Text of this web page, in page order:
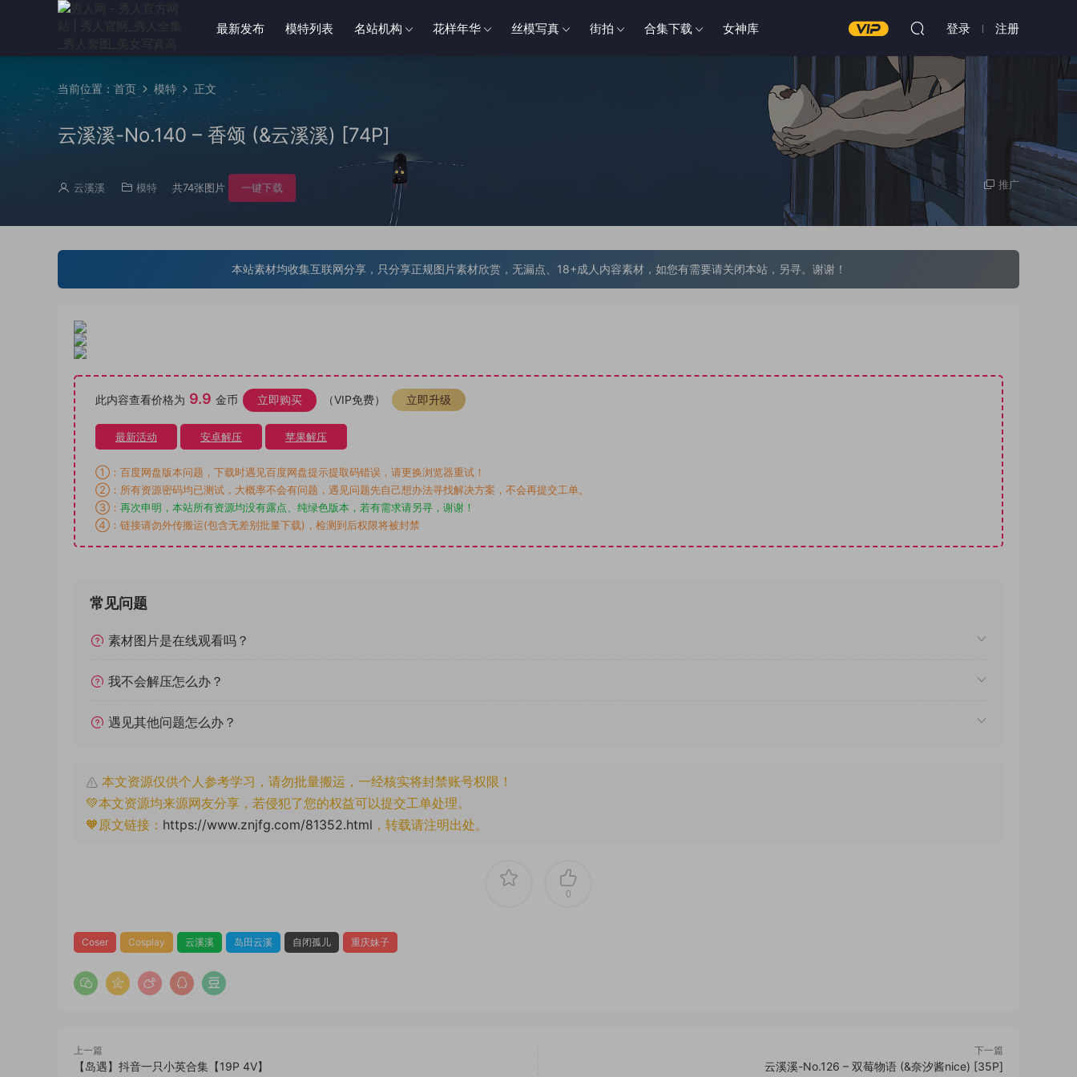
最新发布 模特列表 名站机构 花样年华 丝模写真 街拍 合集下载 女神库 登录 注册
当前位置：首页 模特 正文
云溪溪-No.140 – 香颂 (&云溪溪) [74P]
云溪溪 模特 推广
共74张图片 一键下载
本站素材均收集互联网分享，只分享正规图片素材欣赏，无漏点、18+成人内容素材，如您有需要请关闭本站，另寻。谢谢！
此内容查看价格为 9.9 金币 立即购买 （VIP免费） 立即升级
最新活动 安卓解压 苹果解压
①：百度网盘版本问题，下载时遇见百度网盘提示提取码错误，请更换浏览器重试！
②：所有资源密码均已测试，大概率不会有问题，遇见问题先自己想办法寻找解决方案，不会再提交工单。
③： 再次申明，本站所有资源均没有露点、纯绿色版本，若有需求请另寻，谢谢！
④：链接请勿外传搬运(包含无差别批量下载)，检测到后权限将被封禁
常见问题
素材图片是在线观看吗？
我不会解压怎么办？
遇见其他问题怎么办？
本文资源仅供个人参考学习，请勿批量搬运，一经核实将封禁账号权限！
💚本文资源均来源网友分享，若侵犯了您的权益可以提交工单处理。
🧡原文链接： https://www.znjfg.com/81352.html ，转载请注明出处。
0
Coser Cosplay 云溪溪 岛田云溪 自闭孤儿 重庆妹子
上一篇
【岛遇】抖音一只小英合集【19P 4V】
下一篇
云溪溪-No.126 – 双莓物语 (&奈汐酱nice) [35P]